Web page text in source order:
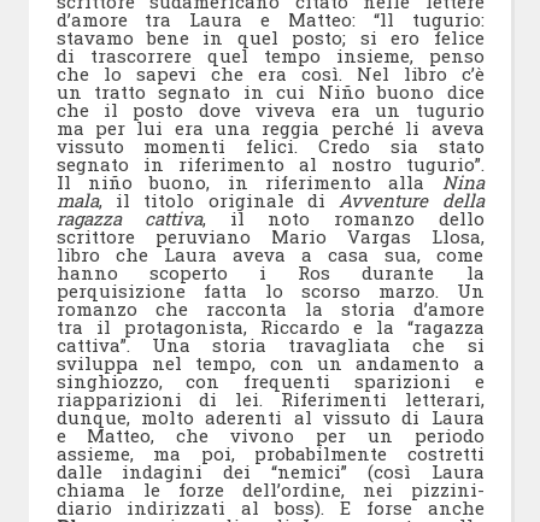
d’amore tra Laura e Matteo: “ll tugurio:
stavamo bene in quel posto; si ero felice
di trascorrere quel tempo insieme, penso
che lo sapevi che era così. Nel libro c’è
un tratto segnato in cui Niño buono dice
che il posto dove viveva era un tugurio
ma per lui era una reggia perché li aveva
vissuto momenti felici. Credo sia stato
segnato in riferimento al nostro tugurio”.
Il niño buono, in riferimento alla Nina
mala, il titolo originale diAvventure della
ragazza cattiva, il noto romanzo dello
scrittore peruviano Mario Vargas Llosa,
libro che Laura aveva a casa sua, come
hanno scoperto i Ros durante la
perquisizione fatta lo scorso marzo. Un
romanzo che racconta la storia d’amore
tra il protagonista, Riccardo e la “ragazza
cattiva”. Una storia travagliata che si
sviluppa nel tempo, con un andamento a
singhiozzo, con frequenti sparizioni e
riapparizioni di lei. Riferimenti letterari,
dunque, molto aderenti al vissuto di Laura
e Matteo, che vivono per un periodo
assieme, ma poi, probabilmente costretti
dalle indagini dei “nemici” (così Laura
chiama le forze dell’ordine, nei pizzini-
diario indirizzati al boss). E forse anche